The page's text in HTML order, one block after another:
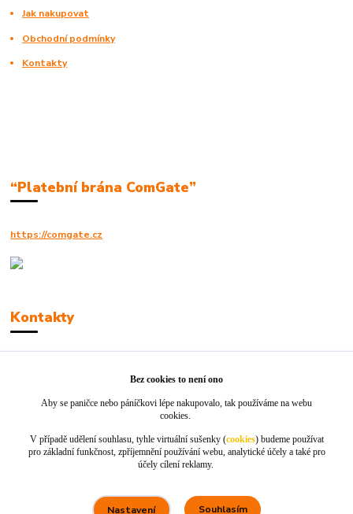
Jak nakupovat
Obchodní podmínky
Kontakty
“Platební brána ComGate”
https://comgate.cz
Kontakty
info@jackie-shop.cz
Bez cookies to není ono
Aby se paničce nebo páníčkovi lépe nakupovalo, tak používáme na webu
cookies.
V případě udělení souhlasu, tyhle virtuální sušenky (cookies) budeme používat
pro základní funkčnost, zpříjemnění používání webu, analytické účely a také pro
účely cílení reklamy.
Nastavení Souhlasím